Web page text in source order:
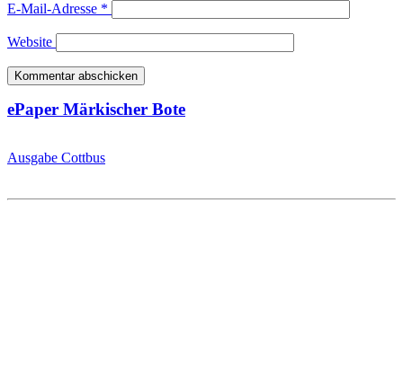
E-Mail-Adresse *
Website
ePaper Märkischer Bote
Ausgabe Cottbus